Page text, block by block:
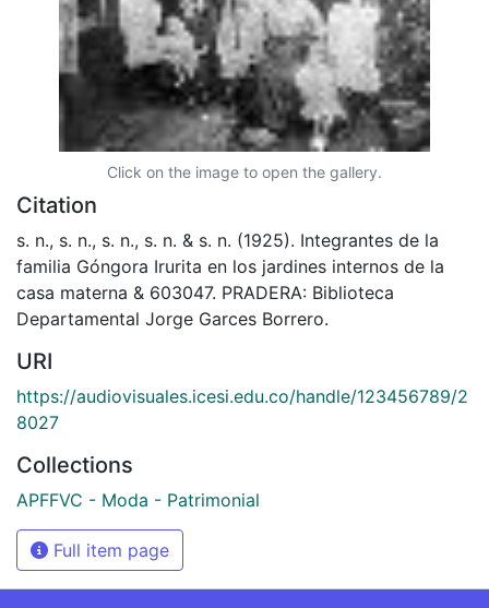
Click on the image to open the gallery.
Citation
s. n., s. n., s. n., s. n. & s. n. (1925). Integrantes de la
familia Góngora Irurita en los jardines internos de la
casa materna & 603047. PRADERA: Biblioteca
Departamental Jorge Garces Borrero.
URI
https://audiovisuales.icesi.edu.co/handle/123456789/2
8027
Collections
APFFVC - Moda - Patrimonial
Full item page